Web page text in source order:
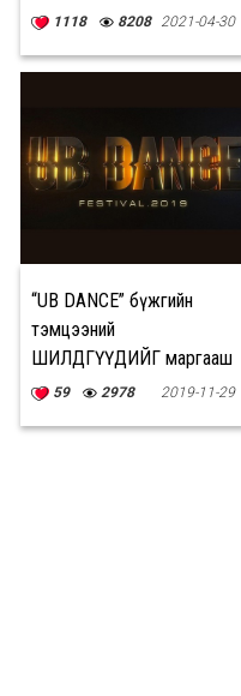
цэгцтэй алхдаг
1118 8208 2021-04-30
“UB DANCE” бүжгийн
тэмцээний
ШИЛДГҮҮДИЙГ маргааш
шалгаруулна
59 2978 2019-11-29